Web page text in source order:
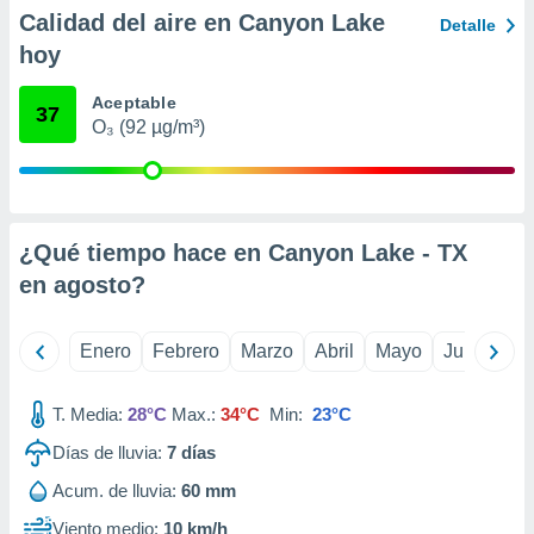
u
datos
momento
en
un
o acceder
datos
perfiles
Calidad del aire en Canyon Lake
hoy
Detalle
37 Aceptable
O₃ (92 µg/m³)
¿Qué tiempo hace en Canyon Lake - TX
en agosto?
Enero Febrero Marzo Abril Mayo Junio
T. Media: 28°C Max.: 34°C Min: 23°C
Días de lluvia: 7 días
Acum. de lluvia: 60 mm
Viento medio: 10 km/h